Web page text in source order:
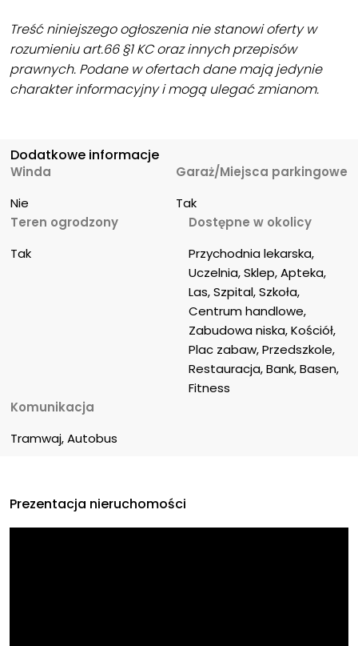
Treść niniejszego ogłoszenia nie stanowi oferty w
rozumieniu art.66 §1 KC oraz innych przepisów
prawnych. Podane w ofertach dane mają jedynie
charakter informacyjny i mogą ulegać zmianom.
Dodatkowe informacje
Winda
Nie
Garaż/Miejsca parkingowe
Tak
Teren ogrodzony
Tak
Dostępne w okolicy
Przychodnia lekarska,
Uczelnia, Sklep, Apteka,
Las, Szpital, Szkoła,
Centrum handlowe,
Zabudowa niska, Kościół,
Plac zabaw, Przedszkole,
Restauracja, Bank, Basen,
Fitness
Komunikacja
Tramwaj, Autobus
Prezentacja nieruchomości